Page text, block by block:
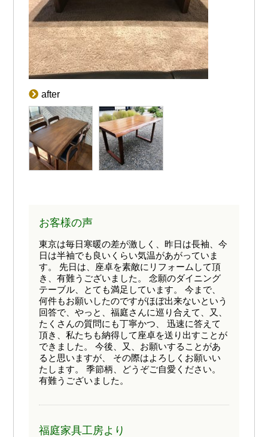
after
お客様の声
東京は毎日寒暖の差が激しく、昨日は長袖、今
日は半袖でも良いくらい気温があがっていま
す。 先日は、座卓を素敵にリフォームして頂
き、有難うございました。 念願のダイニング
テーブル、とても満足しています。 今まで、
何件もお願いしたのですがほぼ出来ないという
回答で、やっと、福庭さんに巡り合えて、又、
たくさんの質問にも丁寧かつ、 迅速に答えて
頂き、私たちも納得して座卓を送り出すことが
できました。 今後、又、お願いすることがあ
ると思いますが、 その際はよろしくお願いい
たします。 季節柄、どうぞご自愛ください。
有難うございました。
福庭家具工房より